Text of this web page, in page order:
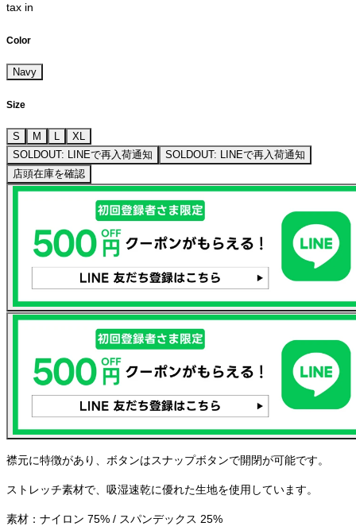
tax in
Color
Navy
Size
S M L
XL
SOLDOUT: LINEで再入荷通知
SOLDOUT: LINEで再入荷通知
店頭在庫を確認
襟元に特徴があり、ボタンはスナップボタンで開閉が可能です。
ストレッチ素材で、吸湿速乾に優れた生地を使用しています。
素材：ナイロン 75% / スパンデックス 25%